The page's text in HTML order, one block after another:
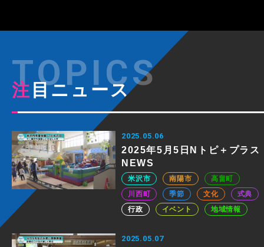
注目ニュース
2025.05.06
2025年5月5日Nトピ＋プラス
NEWS
米沢市 南陽市
高畠町
川西町
季節 文化
式典
行政
イベント 地域情報
2025.05.07